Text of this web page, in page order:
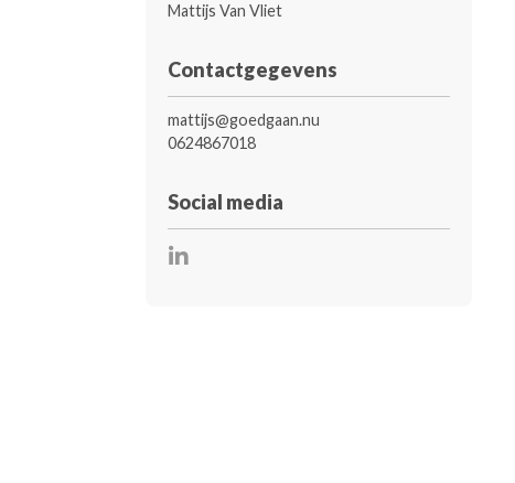
Mattijs Van Vliet
Contactgegevens
mattijs@goedgaan.nu
0624867018
Social media